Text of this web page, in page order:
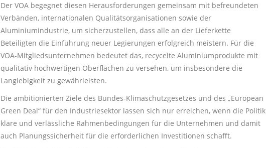
Der VOA begegnet diesen Herausforderungen gemeinsam mit befreundeten
Verbänden, internationalen Qualitätsorganisationen sowie der
Aluminiumindustrie, um sicherzustellen, dass alle an der Lieferkette
Beteiligten die Einführung neuer Legierungen erfolgreich meistern. Für die
VOA-Mitgliedsunternehmen bedeutet das, recycelte Aluminiumprodukte mit
qualitativ hochwertigen Oberflächen zu versehen, um insbesondere die
Langlebigkeit zu gewährleisten.
Die ambitionierten Ziele des Bundes-Klimaschutzgesetzes und des „European
Green Deal“ für den Industriesektor lassen sich nur erreichen, wenn die Politik
klare und verlässliche Rahmenbedingungen für die Unternehmen und damit
auch Planungssicherheit für die erforderlichen Investitionen schafft.